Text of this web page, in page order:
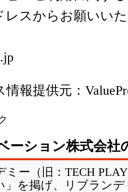
レスからお願いい
報提供元：
ーション株式会社
ー（旧：TECH
」を掲げ、リブラン